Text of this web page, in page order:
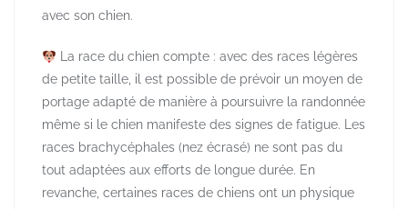
avec son chien.
La race du chien compte : avec des races légères
de petite taille, il est possible de prévoir un moyen de
portage adapté de manière à poursuivre la randonnée
même si le chien manifeste des signes de fatigue. Les
races brachycéphales (nez écrasé) ne sont pas du
tout adaptées aux efforts de longue durée. En
revanche, certaines races de chiens ont un physique